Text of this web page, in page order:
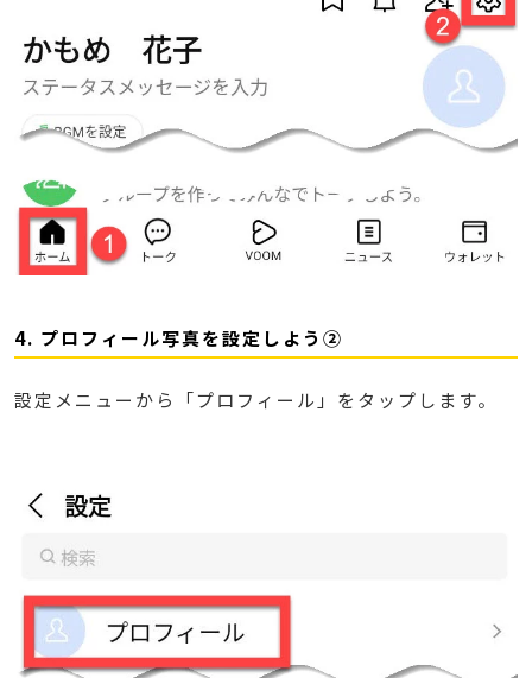
4. プロフィール写真を設定しよう②
設定メニューから「プロフィール」をタップします。